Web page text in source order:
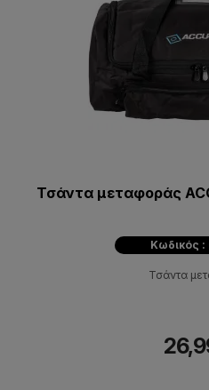
Τσάντα μεταφοράς
Κωδικός :
Τσάντα